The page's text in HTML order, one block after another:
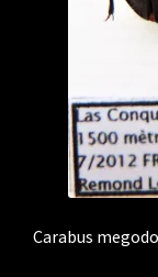
Carabus